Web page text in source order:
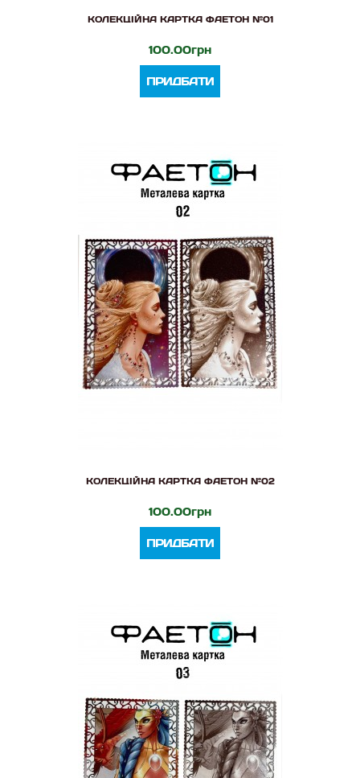
КОЛЕКЦІЙНА КАРТКА ФАЕТОН №01
100.00грн
ПРИДБАТИ
КОЛЕКЦІЙНА КАРТКА ФАЕТОН №02
100.00грн
ПРИДБАТИ